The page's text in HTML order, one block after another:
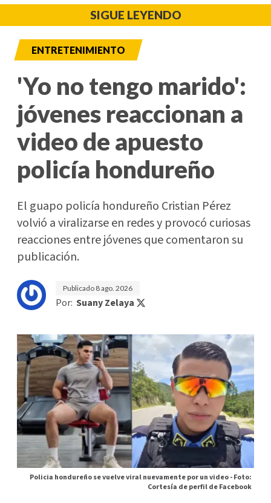
SIGUE LEYENDO
ENTRETENIMIENTO
'Yo no tengo marido':
jóvenes reaccionan a
video de apuesto
policía hondureño
El guapo policía hondureño Cristian Pérez
volvió a viralizarse en redes y provocó curiosas
reacciones entre jóvenes que comentaron su
publicación.
Publicado 8 ago. 2026
Por: Suany Zelaya
Policia hondureño se vuelve viral nuevamente por un video -Foto:
Cortesía de perfil de Facebook